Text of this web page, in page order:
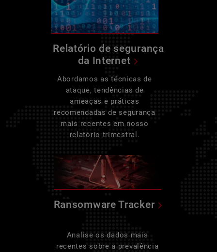
Relatório de segurança
da Internet
Abordamos as técnicas de
ataque, tendências de
ameaças e práticas
recomendadas de segurança
mais recentes em nosso
relatório trimestral.
Ransomware Tracker
Analise os dados mais
recentes sobre a prevalência